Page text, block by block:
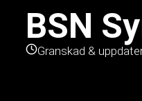
BSN
Granskad &